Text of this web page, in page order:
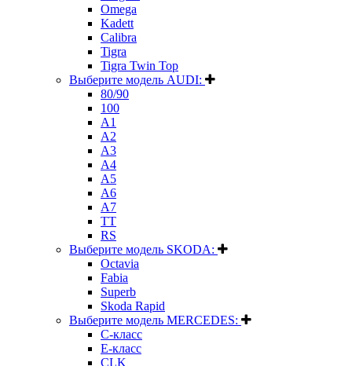
Omega
Kadett
Calibra
Tigra
Tigra Twin Top
Выберите модель AUDI:
80/90
100
A1
A2
A3
A4
A5
A6
A7
TT
RS
Выберите модель SKODA:
Octavia
Fabia
Superb
Skoda Rapid
Выберите модель MERCEDES:
C-класс
E-класс
CLK